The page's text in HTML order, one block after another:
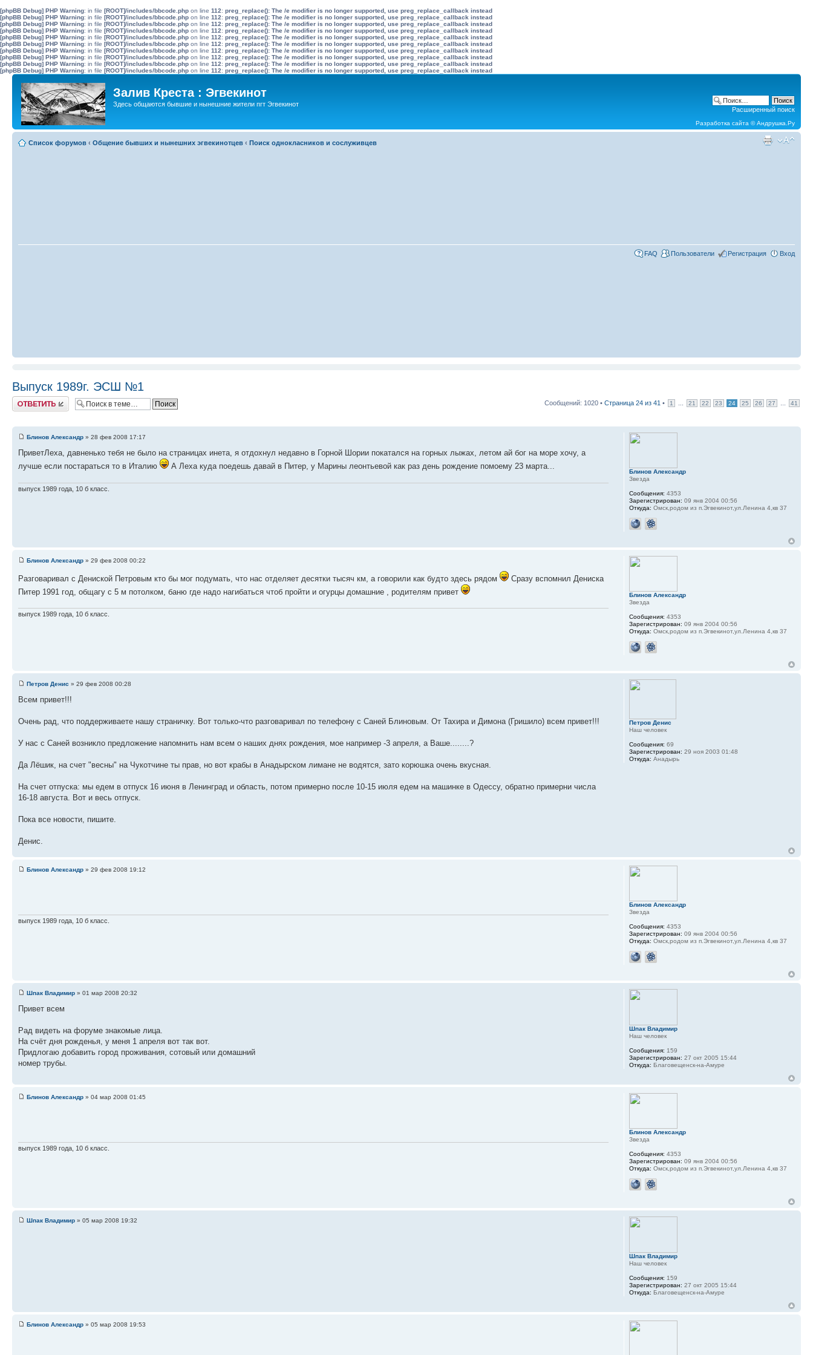
[phpBB Debug] PHP Warning: in file [ROOT]/includes/bbcode.php on line 112: preg_replace(): The /e modifier is no longer supported, use preg_replace_callback instead
[phpBB Debug] PHP Warning: in file [ROOT]/includes/bbcode.php on line 112: preg_replace(): The /e modifier is no longer supported, use preg_replace_callback instead
[phpBB Debug] PHP Warning: in file [ROOT]/includes/bbcode.php on line 112: preg_replace(): The /e modifier is no longer supported, use preg_replace_callback instead
[phpBB Debug] PHP Warning: in file [ROOT]/includes/bbcode.php on line 112: preg_replace(): The /e modifier is no longer supported, use preg_replace_callback instead
[phpBB Debug] PHP Warning: in file [ROOT]/includes/bbcode.php on line 112: preg_replace(): The /e modifier is no longer supported, use preg_replace_callback instead
[phpBB Debug] PHP Warning: in file [ROOT]/includes/bbcode.php on line 112: preg_replace(): The /e modifier is no longer supported, use preg_replace_callback instead
[phpBB Debug] PHP Warning: in file [ROOT]/includes/bbcode.php on line 112: preg_replace(): The /e modifier is no longer supported, use preg_replace_callback instead
[phpBB Debug] PHP Warning: in file [ROOT]/includes/bbcode.php on line 112: preg_replace(): The /e modifier is no longer supported, use preg_replace_callback instead
[phpBB Debug] PHP Warning: in file [ROOT]/includes/bbcode.php on line 112: preg_replace(): The /e modifier is no longer supported, use preg_replace_callback instead
[phpBB Debug] PHP Warning: in file [ROOT]/includes/bbcode.php on line 112: preg_replace(): The /e modifier is no longer supported, use preg_replace_callback instead
Залив Креста : Эгвекинот
Здесь общаются бывшие и нынешние жители пгт Эгвекинот
Расширенный поиск
Разработка сайта ©Андрушка.Ру
Список форумов ‹ Общение бывших и нынешних эгвекинотцев ‹ Поиск однокласников и сослуживцев
FAQ Пользователи Регистрация Вход
Выпуск 1989г. ЭСШ №1
Ответить Сообщений: 1020 • Страница 24 из 41 • 1 21 22 23 24 25 26 27 41
Блинов Александр » 28 фев 2008 17:17
ПриветЛеха, давненько тебя не было на страницах инета, я отдохнул недавно в Горной Шории покатался на горных лыжах, летом ай бог на море хочу, а
лучше если постараться то в Италию
А Леха куда поедешь давай в Питер, у Марины леонтьевой как раз день рождение помоему 23 марта...
выпуск 1989 года, 10 б класс.
Блинов Александр
Звезда
Сообщения: 4353
Зарегистрирован: 09 янв 2004 00:56
Откуда: Омск,родом из п.Эгвекинот,ул.Ленина 4,кв 37
Блинов Александр » 29 фев 2008 00:22
Разговаривал с Дениской Петровым кто бы мог подумать, что нас отделяет десятки тысяч км, а говорили как будто здесь рядом
Сразу вспомнил Дениска
Питер 1991 год, общагу с 5 м потолком, баню где надо нагибаться чтоб пройти и огурцы домашние , родителям привет
выпуск 1989 года, 10 б класс.
Блинов Александр
Звезда
Сообщения: 4353
Зарегистрирован: 09 янв 2004 00:56
Откуда: Омск,родом из п.Эгвекинот,ул.Ленина 4,кв 37
Петров Денис » 29 фев 2008 00:28
Всем привет!!!
Очень рад, что поддерживаете нашу страничку. Вот только-что разговаривал по телефону с Саней Блиновым. От Тахира и Димона (Гришило) всем привет!!!
У нас с Саней возникло предложение напомнить нам всем о наших днях рождения, мое например -3 апреля, а Ваше........?
Да Лёшик, на счет "весны" на Чукотчине ты прав, но вот крабы в Анадырском лимане не водятся, зато корюшка очень вкусная.
На счет отпуска: мы едем в отпуск 16 июня в Ленинград и область, потом примерно после 10-15 июля едем на машинке в Одессу, обратно примерни числа
16-18 августа. Вот и весь отпуск.
Пока все новости, пишите.
Денис.
Петров Денис
Наш человек
Сообщения: 69
Зарегистрирован: 29 ноя 2003 01:48
Откуда: Анадырь
Блинов Александр » 29 фев 2008 19:12
выпуск 1989 года, 10 б класс.
Блинов Александр
Звезда
Сообщения: 4353
Зарегистрирован: 09 янв 2004 00:56
Откуда: Омск,родом из п.Эгвекинот,ул.Ленина 4,кв 37
Шпак Владимир » 01 мар 2008 20:32
Привет всем
Рад видеть на форуме знакомые лица.
На счёт дня рожденья, у меня 1 апреля вот так вот.
Придлогаю добавить город проживания, сотовый или домашний
номер трубы.
Шпак Владимир
Наш человек
Сообщения: 159
Зарегистрирован: 27 окт 2005 15:44
Откуда: Благовещенск-на-Амуре
Блинов Александр » 04 мар 2008 01:45
выпуск 1989 года, 10 б класс.
Блинов Александр
Звезда
Сообщения: 4353
Зарегистрирован: 09 янв 2004 00:56
Откуда: Омск,родом из п.Эгвекинот,ул.Ленина 4,кв 37
Шпак Владимир » 05 мар 2008 19:32
Шпак Владимир
Наш человек
Сообщения: 159
Зарегистрирован: 27 окт 2005 15:44
Откуда: Благовещенск-на-Амуре
Блинов Александр » 05 мар 2008 19:53